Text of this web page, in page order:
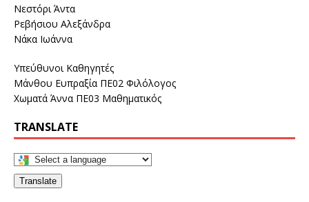
Νεστόρι Άντα
Ρεβήσιου Αλεξάνδρα
Νάκα Ιωάννα
Υπεύθυνοι Καθηγητές
Μάνθου Ευπραξία ΠΕ02 Φιλόλογος
Χωματά Άννα ΠΕ03 Μαθηματικός
TRANSLATE
Translate